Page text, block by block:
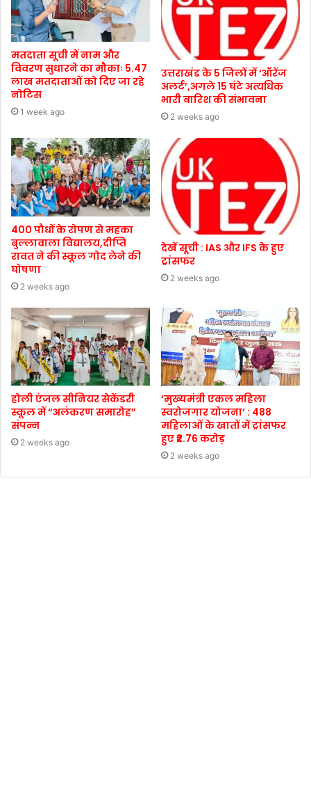
मतदाता सूची में नाम और
विवरण सुधारने का मौकाः 5.47
लाख मतदाताओं को दिए जा रहे
नोटिस
1 week ago
उत्तराखंड के 5 जिलों में ‘ऑरेंज
अलर्ट’,अगले 15 घंटे अत्यधिक
भारी बारिश की संभावना
2 weeks ago
400 पौधों के रोपण से महका
बुल्लावाला विद्यालय,दीप्ति
रावत ने की स्कूल गोद लेने की
घोषणा
2 weeks ago
देखें सूची : IAS और IFS के हुए
ट्रांसफर
2 weeks ago
होली एंजल सीनियर सेकेंडरी
स्कूल में “अलंकरण समारोह”
संपन्न
2 weeks ago
‘मुख्यमंत्री एकल महिला
स्वरोजगार योजना’ : 488
महिलाओं के खातों में ट्रांसफर
हुए ₹2.76 करोड़
2 weeks ago